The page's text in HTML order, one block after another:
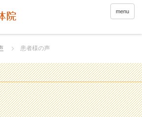
menu
患者様の声